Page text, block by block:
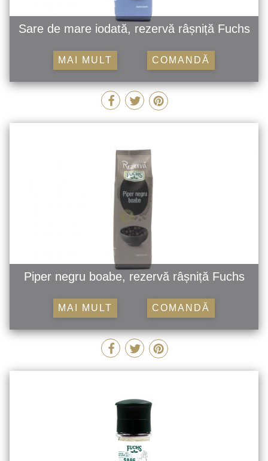
Sare de mare iodată, rezervă râșniță Fuchs
MAI MULT COMANDĂ
Piper negru boabe, rezervă râșniță Fuchs
MAI MULT COMANDĂ